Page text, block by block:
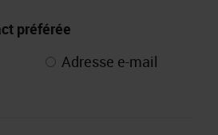
préférée
Adresse e-mail